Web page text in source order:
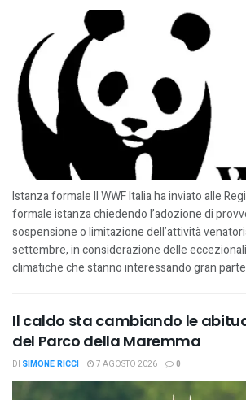
Istanza formale Il WWF Italia ha inviato alle
formale istanza chiedendo l’adozione di
sospensione o limitazione dell’attività
settembre, in considerazione delle
climatiche che stanno interessando gran
Il caldo sta cambiando le
del Parco della Maremma
DI SIMONE RICCI 7 AGOSTO 2026 0